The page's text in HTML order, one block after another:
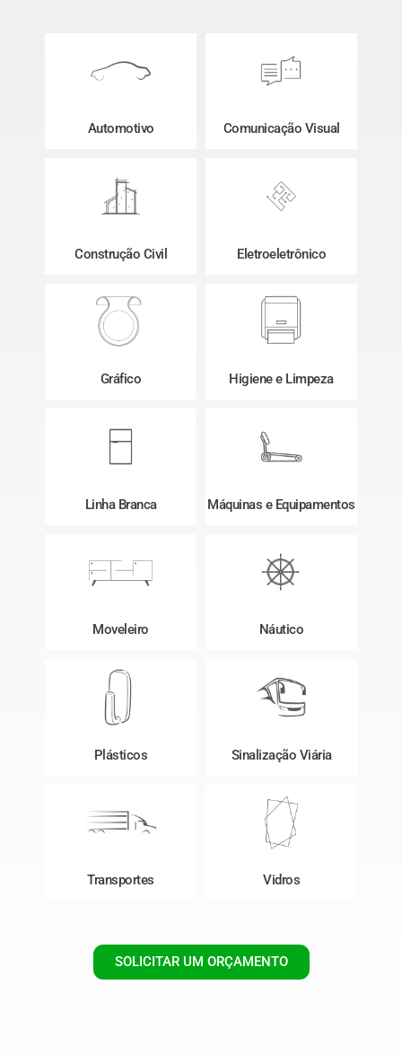
Automotivo Comunicação Visual
Construção Civil Eletroeletrônico
Gráfico Higiene e Limpeza
Linha Branca Máquinas e Equipamentos
Moveleiro Náutico
Plásticos Sinalização Viária
Transportes Vidros
SOLICITAR UM ORÇAMENTO